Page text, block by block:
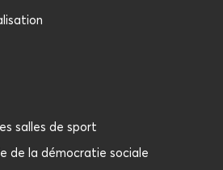
salles de sport
de la démocratie sociale